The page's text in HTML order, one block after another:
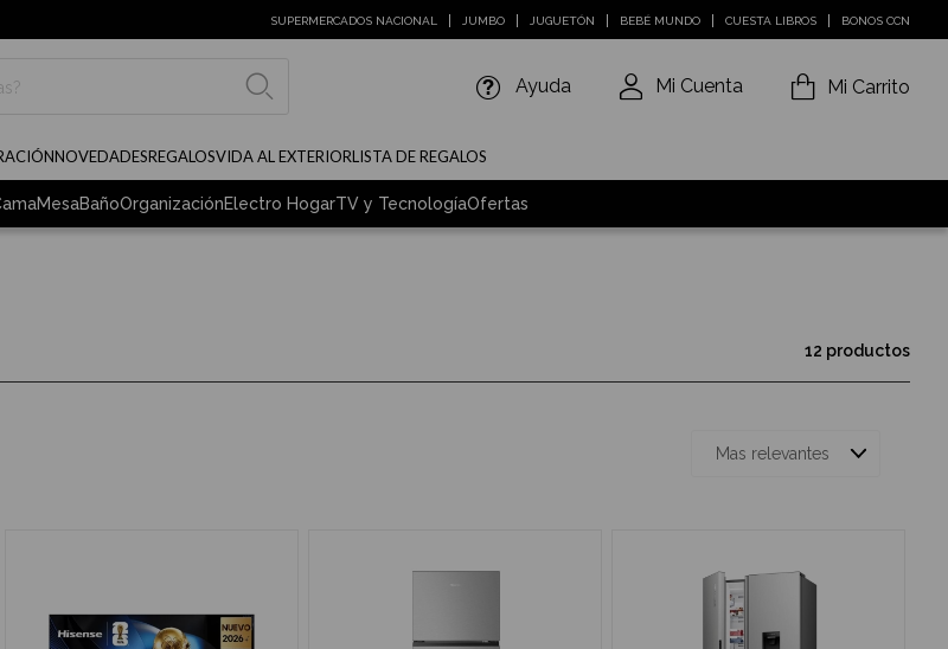
SUPERMERCADOS NACIONAL JUMBO JUGUETÓN BEBÉ MUNDO CUESTA LIBROS BONOS CCN
Ayuda Mi Cuenta Mi Carrito
NOVEDADESREGALOSVIDA AL EXTERIORLISTA DE REGALOS
MesaBañoOrganizaciónElectro HogarTV y TecnologíaOfertas
12 productos